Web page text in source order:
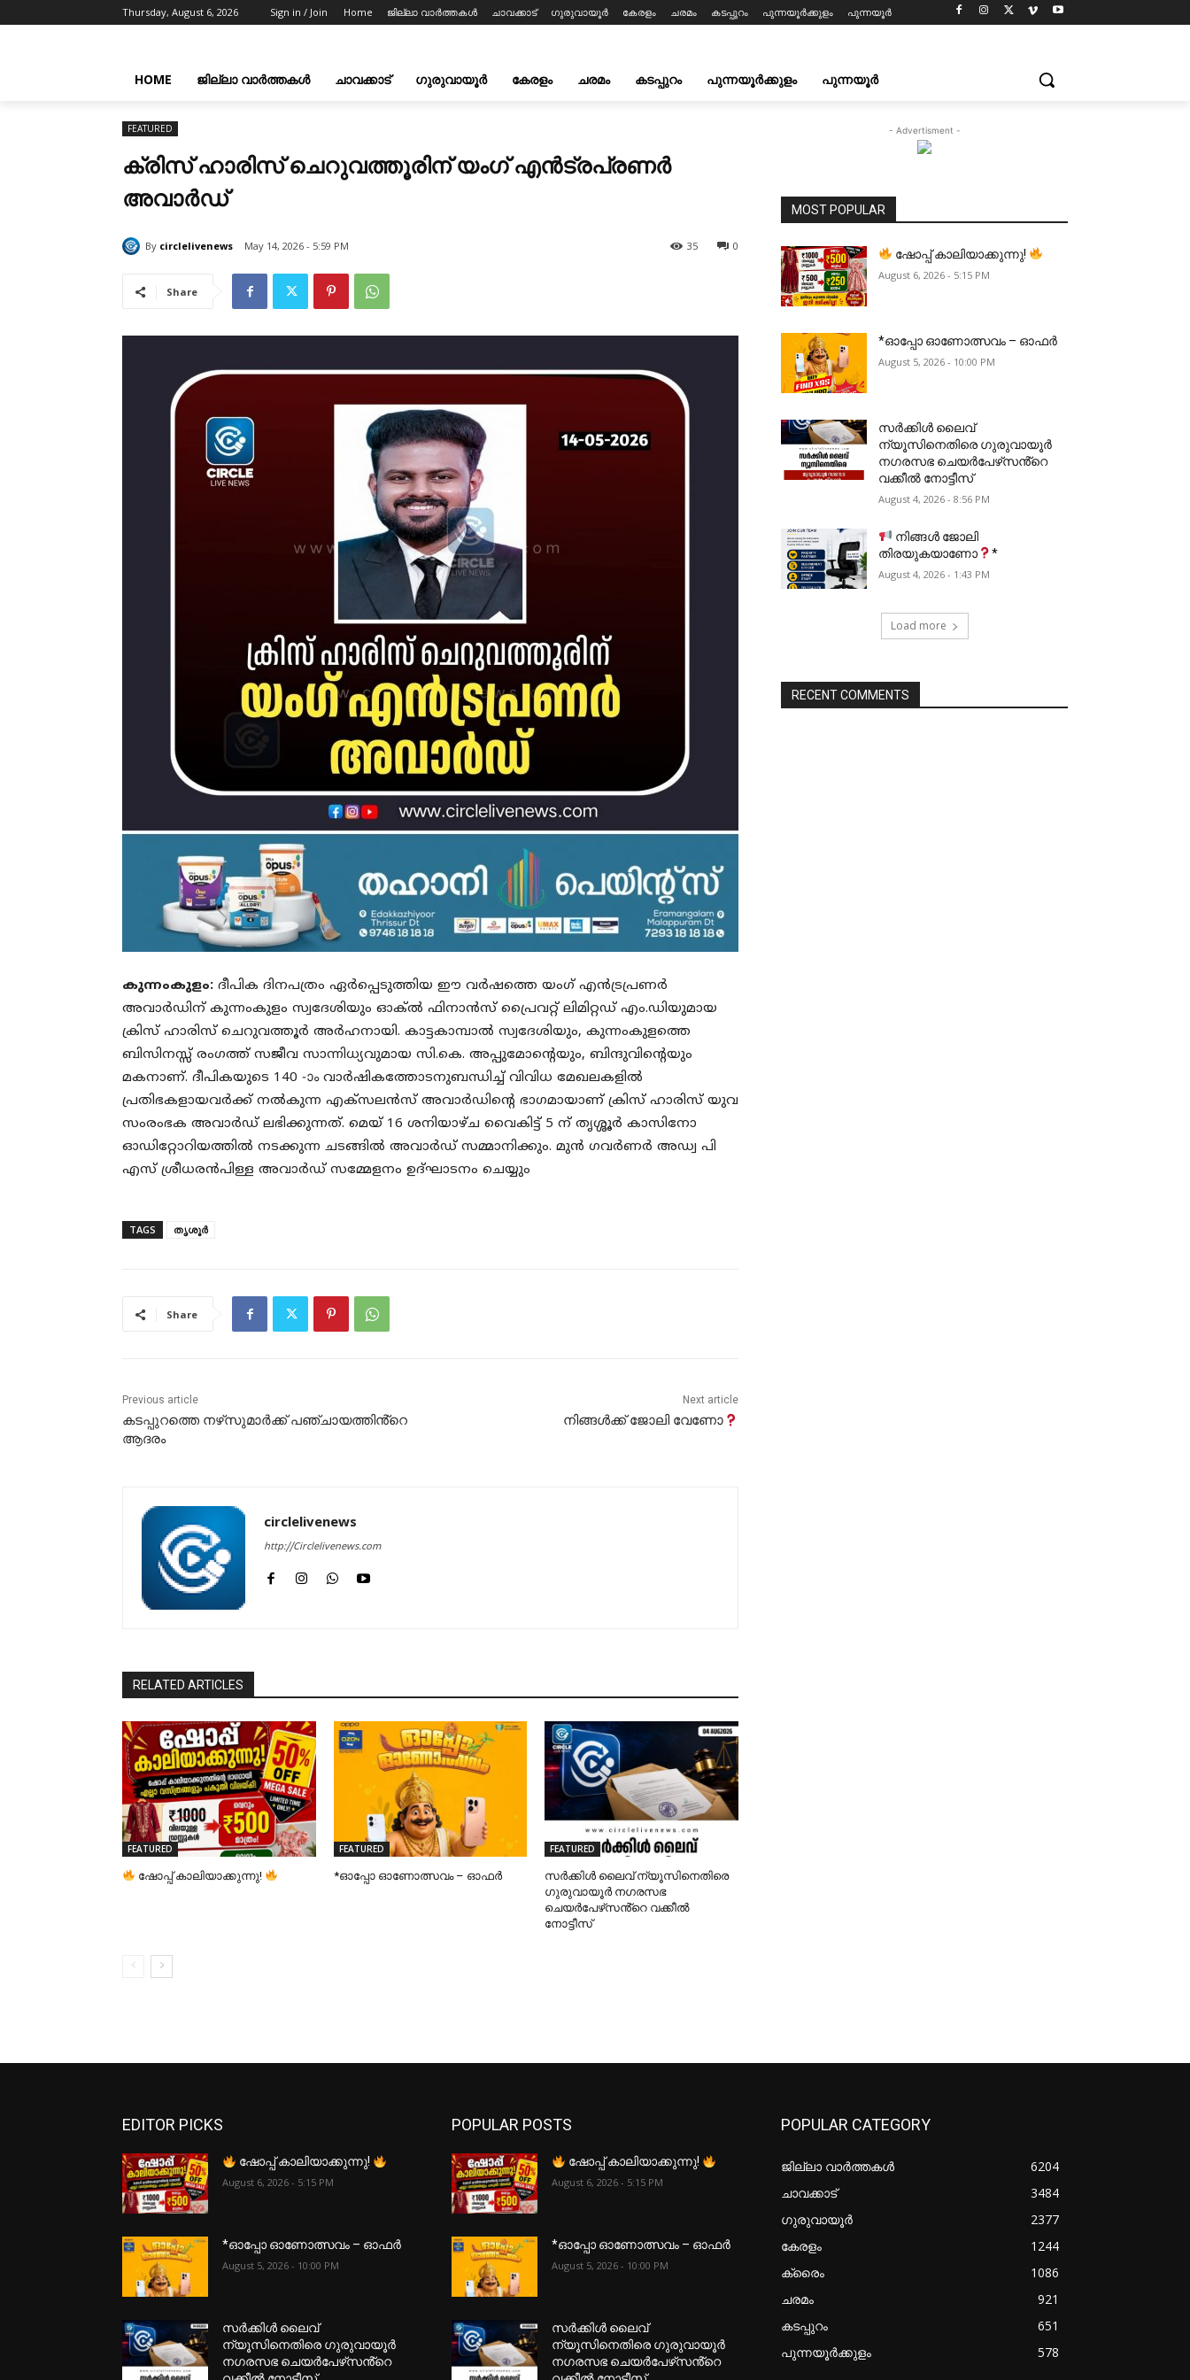
Thursday, August 6, 2026 Sign in / Join Home ജില്ലാ വാർത്തകൾ ചാവക്കാട് ഗുരുവായൂർ കേരളം ചരമം കടപ്പുറം പുന്നയൂർക്കുളം പുന്നയൂർ
HOME ജില്ലാ വാർത്തകൾ ചാവക്കാട് ഗുരുവായൂർ കേരളം ചരമം കടപ്പുറം പുന്നയൂർക്കുളം പുന്നയൂർ
FEATURED
ക്രിസ് ഹാരിസ് ചെറുവത്തൂരിന് യംഗ് എൻട്രപ്രണർ
അവാർഡ്
By circlelivenews May 14, 2026 - 5:59 PM 0
35
Share
കുന്നംകുളം: ദീപിക ദിനപത്രം ഏർപ്പെടുത്തിയ ഈ വർഷത്തെ യംഗ് എൻട്രപ്രണർ
അവാർഡിന് കുന്നംകുളം സ്വദേശിയും ഓക്‌ൽ ഫിനാൻസ് പ്രൈവറ്റ് ലിമിറ്റഡ് എം.ഡിയുമായ
ക്രിസ് ഹാരിസ് ചെറുവത്തൂർ അർഹനായി. കാട്ടകാമ്പാൽ സ്വദേശിയും, കുന്നംകുളത്തെ
ബിസിനസ്സ് രംഗത്ത് സജീവ സാന്നിധ്യവുമായ സി.കെ. അപ്പുമോൻ്റെയും, ബിന്ദുവിന്റെയും
മകനാണ്. ദീപികയുടെ 140 -ാം വാർഷികത്തോടനുബന്ധിച്ച് വിവിധ മേഖലകളിൽ
പ്രതിഭകളായവർക്ക് നൽകുന്ന എക്‌സലൻസ് അവാർഡിന്റെ ഭാഗമായാണ് ക്രിസ് ഹാരിസ് യുവ
സംരംഭക അവാർഡ് ലഭിക്കുന്നത്. മെയ് 16 ശനിയാഴ്ച വൈകിട്ട് 5 ന് തൃശ്ശൂർ കാസിനോ
ഓഡിറ്റോറിയത്തിൽ നടക്കുന്ന ചടങ്ങിൽ അവാർഡ് സമ്മാനിക്കും. മുൻ ഗവർണർ അഡ്വ പി
എസ് ശ്രീധരൻപിള്ള അവാർഡ് സമ്മേളനം ഉദ്ഘാടനം ചെയ്യും
TAGS തൃശൂർ
Share
Previous article
കടപ്പുറത്തെ നഴ്‌സുമാർക്ക് പഞ്ചായത്തിൻ്റെ
ആദരം
Next article
നിങ്ങൾക്ക് ജോലി വേണോ
circlelivenews
http://Circlelivenews.com
RELATED ARTICLES
FEATURED
ഷോപ്പ് കാലിയാക്കുന്നു!
FEATURED
*ഓപ്പോ ഓണോത്സവം – ഓഫർ
FEATURED
സർക്കിൾ ലൈവ് ന്യൂസിനെതിരെ
ഗുരുവായൂർ നഗരസഭ
ചെയർപേഴ്‌സൻ്റെ വക്കീൽ
നോട്ടീസ്
- Advertisment -
MOST POPULAR
ഷോപ്പ് കാലിയാക്കുന്നു!
August 6, 2026 - 5:15 PM
*ഓപ്പോ ഓണോത്സവം – ഓഫർ
August 5, 2026 - 10:00 PM
സർക്കിൾ ലൈവ്
ന്യൂസിനെതിരെ ഗുരുവായൂർ
നഗരസഭ ചെയർപേഴ്‌സൻ്റെ
വക്കീൽ നോട്ടീസ്
August 4, 2026 - 8:56 PM
നിങ്ങൾ ജോലി
തിരയുകയാണോ
*
August 4, 2026 - 1:43 PM
Load more
RECENT COMMENTS
EDITOR PICKS
ഷോപ്പ് കാലിയാക്കുന്നു!
August 6, 2026 - 5:15 PM
*ഓപ്പോ ഓണോത്സവം – ഓഫർ
August 5, 2026 - 10:00 PM
സർക്കിൾ ലൈവ്
ന്യൂസിനെതിരെ ഗുരുവായൂർ
നഗരസഭ ചെയർപേഴ്‌സൻ്റെ
POPULAR POSTS
ഷോപ്പ് കാലിയാക്കുന്നു!
August 6, 2026 - 5:15 PM
*ഓപ്പോ ഓണോത്സവം – ഓഫർ
August 5, 2026 - 10:00 PM
സർക്കിൾ ലൈവ്
ന്യൂസിനെതിരെ ഗുരുവായൂർ
നഗരസഭ ചെയർപേഴ്‌സൻ്റെ
POPULAR CATEGORY
ജില്ലാ വാർത്തകൾ
6204
ചാവക്കാട്
3484
ഗുരുവായൂർ
2377
കേരളം
1244
ക്രൈം
1086
ചരമം
921
കടപ്പുറം
651
പുന്നയൂർക്കുളം
578